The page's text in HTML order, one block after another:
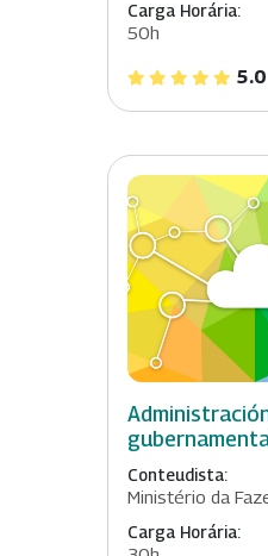
Carga Horária:
50h
5.0
Conteudista:
Ministério da
Carga Horária: